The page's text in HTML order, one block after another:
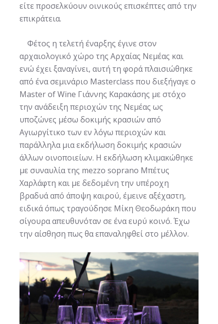
είτε προσελκύουν οινικούς επισκέπτες από την
επικράτεια.
Φέτος η τελετή έναρξης έγινε στον
αρχαιολογικό χώρο της Αρχαίας Νεμέας και
ενώ έχει ξαναγίνει, αυτή τη φορά πλαισιώθηκε
από ένα σεμινάριο Masterclass που διεξήγαγε ο
Μaster of Wine Γιάννης Καρακάσης με στόχο
την ανάδειξη περιοχών της Νεμέας ως
υποζώνες μέσω δοκιμής κρασιών από
Αγιωργίτικο των εν λόγω περιοχών και
παράλληλα μια εκδήλωση δοκιμής κρασιών
άλλων οινοποιείων. Η εκδήλωση κλιμακώθηκε
με συναυλία της mezzo soprano Μπέτυς
Χαρλάφτη και με δεδομένη την υπέροχη
βραδυά από άποψη καιρού, έμεινε αξέχαστη,
ειδικά όπως τραγούδησε Μίκη Θεοδωράκη που
σίγουρα απευθυνόταν σε ένα ευρύ κοινό. Έχω
την αίσθηση πως θα επαναληφθεί στο μέλλον.